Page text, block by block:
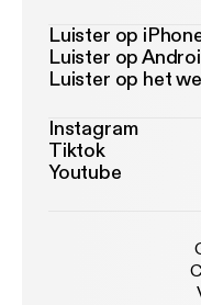
Luister op
Luister op
Luister op het
Instagram
Tiktok
Youtube